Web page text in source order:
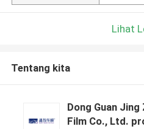
Lihat
Tentang kita
Dong Guan
Film Co., Ltd.